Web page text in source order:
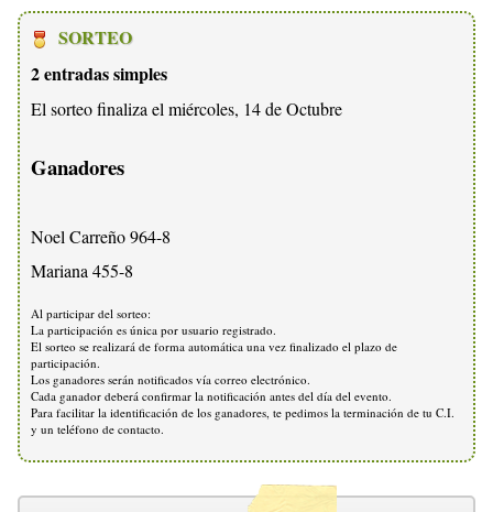
SORTEO
2 entradas simples
El sorteo finaliza el miércoles, 14 de Octubre
Ganadores
Noel Carreño 964-8
Mariana 455-8
Al participar del sorteo:
La participación es única por usuario registrado.
El sorteo se realizará de forma automática una vez finalizado el plazo de
participación.
Los ganadores serán notificados vía correo electrónico.
Cada ganador deberá confirmar la notificación antes del día del evento.
Para facilitar la identificación de los ganadores, te pedimos la terminación de tu C.I.
y un teléfono de contacto.